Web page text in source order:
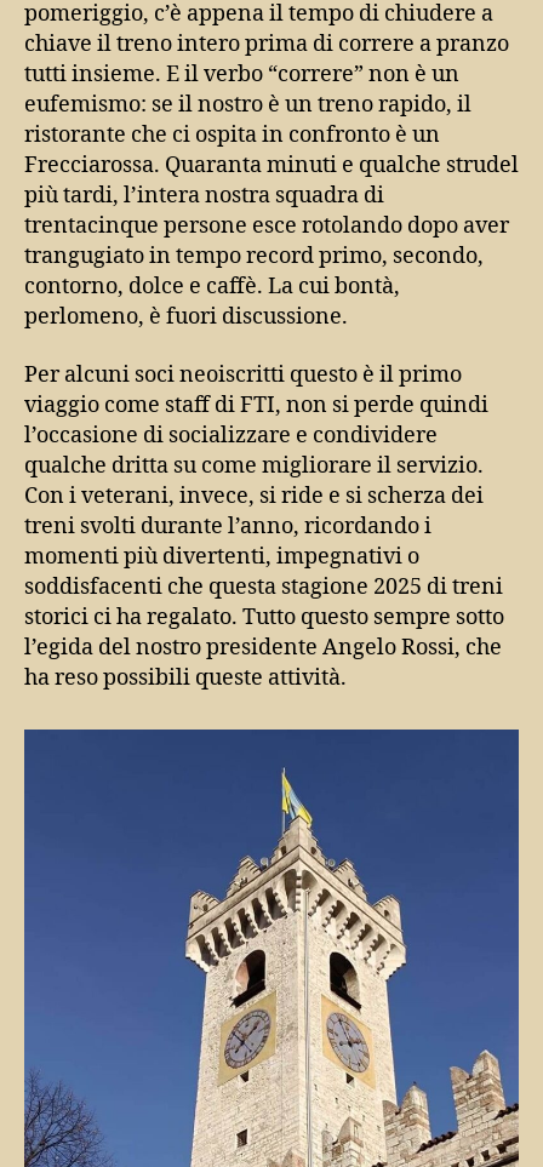
pomeriggio, c’è appena il tempo di chiudere a
chiave il treno intero prima di correre a pranzo
tutti insieme. E il verbo “correre” non è un
eufemismo: se il nostro è un treno rapido, il
ristorante che ci ospita in confronto è un
Frecciarossa. Quaranta minuti e qualche strudel
più tardi, l’intera nostra squadra di
trentacinque persone esce rotolando dopo aver
trangugiato in tempo record primo, secondo,
contorno, dolce e caffè. La cui bontà,
perlomeno, è fuori discussione.
Per alcuni soci neoiscritti questo è il primo
viaggio come staff di FTI, non si perde quindi
l’occasione di socializzare e condividere
qualche dritta su come migliorare il servizio.
Con i veterani, invece, si ride e si scherza dei
treni svolti durante l’anno, ricordando i
momenti più divertenti, impegnativi o
soddisfacenti che questa stagione 2025 di treni
storici ci ha regalato. Tutto questo sempre sotto
l’egida del nostro presidente Angelo Rossi, che
ha reso possibili queste attività.